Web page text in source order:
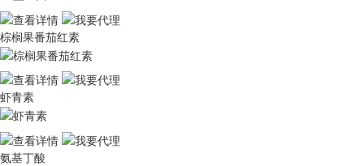
棕榈果番茄红素
虾青素
氨基丁酸